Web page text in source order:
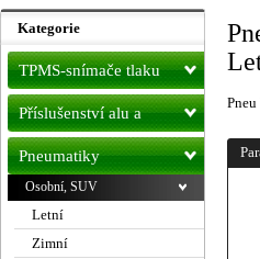
Kategorie
TPMS-snímače tlaku
Příslušenství alu a
pneu
Pneumatiky
Osobní, SUV
Letní
Zimní